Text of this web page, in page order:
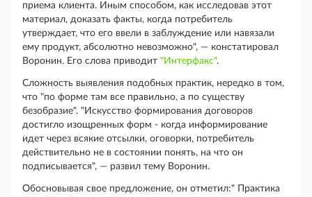
приема клиента. Иным способом, как исследовав этот
материал, доказать факты, когда потребитель
утверждает, что его ввели в заблуждение или навязали
ему продукт, абсолютно невозможно", — констатировал
Воронин. Его слова приводит "Интерфакс".
Сложность выявления подобных практик, нередко в том,
что "по форме там все правильно, а по существу
безобразие". "Искусство формирования договоров
достигло изощренных форм - когда информирование
идет через всякие отсылки, оговорки, потребитель
действительно не в состоянии понять, на что он
подписывается", — развил тему Воронин.
Обосновывая свое предложение, он отметил:" Практика